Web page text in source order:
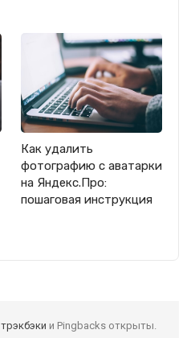
Как удалить
фотографию с аватарки
на Яндекс.Про:
пошаговая инструкция
трэкбэки и Pingbacks открыты.